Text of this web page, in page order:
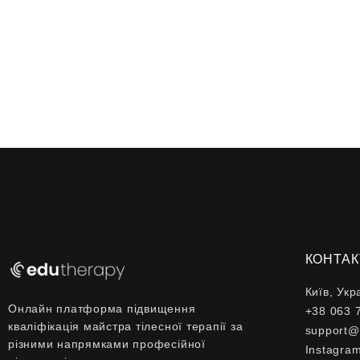
Онлайн платформа підвищення
кваліфікація майстра тілесної терапії за
різними напрямками професійної
Київ,
+38 063